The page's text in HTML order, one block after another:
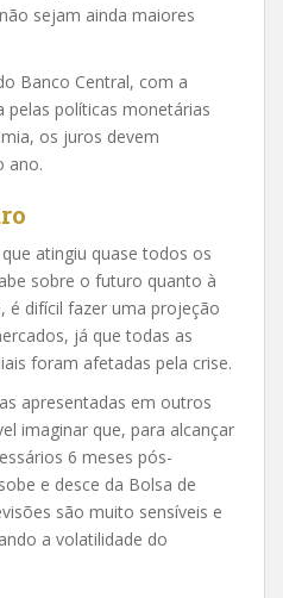
sejam ainda maiores
Banco Central, com a
pelas políticas monetárias
os juros devem
ano.
atingiu quase todos os
sobre o futuro quanto à
é difícil fazer uma projeção
já que todas as
foram afetadas pela crise.
apresentadas em outros
imaginar que, para alcançar
6 meses pós-
e desce da Bolsa de
são muito sensíveis e
a volatilidade do